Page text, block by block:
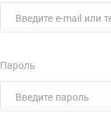
Пароль